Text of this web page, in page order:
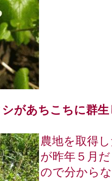
シがあちこちに群
農地を取得
が昨年５月
ので分から